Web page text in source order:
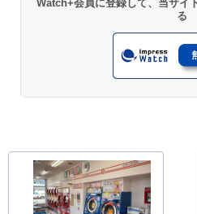
Watch+会員に登録して、当サイ
る